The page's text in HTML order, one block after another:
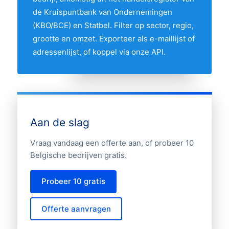
provincies te vergelijken op hun aandeel in
de markt.
de Kruispuntbank van Ondernemingen
(KBO/BCE) en Statbel. Filter op sector, regio,
grootte en omzet. Exporteer als e-maillijst of
adressenlijst, of koppel via onze API.
Aan de slag
Vraag vandaag een offerte aan, of probeer 10
Belgische bedrijven gratis.
Probeer 10 gratis
Offerte aanvragen